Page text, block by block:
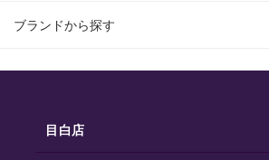
ブランドから探す
目白店